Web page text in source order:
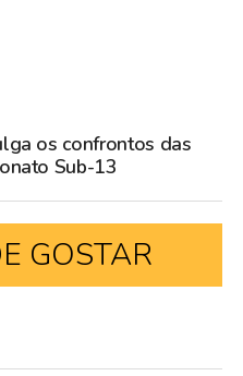
os confrontos das
Sub-13
GOSTAR